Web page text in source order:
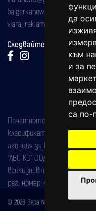
да
към
и за
са по-
balgarkanews@gmail.com
viara_reklama@mail.bg
Следвайте ни:
Печатното издание на
класификатор на
агенция за ISSN) под номер:
"АВС КО" ООД е притежател
всекидневник на
рег. номер: 47857/11.05.2004
© 2026 Вяра News Всички права